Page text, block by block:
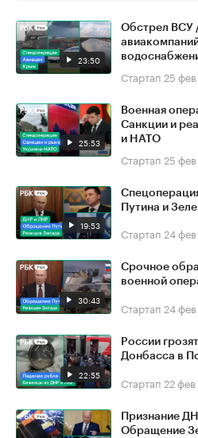
23:50
Обстрел ВСУ
Стартап 25
25:53
Военная
Санкции и
и НАТО
Стартап 25
19:53
Путина и
Стартап 24
30:43
Срочное
военной
Стартап 24
22:55
России
Донбасса в
Стартап 22
Признание
Обращение